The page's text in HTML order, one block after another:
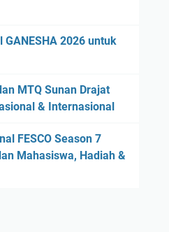
GANESHA 2026 untuk
MTQ Sunan Drajat
& Internasional
FESCO Season 7
Mahasiswa, Hadiah &